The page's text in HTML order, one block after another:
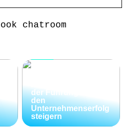
chatroom
der Führungskräfte
den
Unternehmenserfolg
steigern